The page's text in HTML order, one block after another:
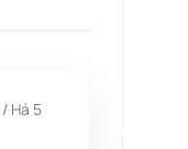
(1504)
Há 5